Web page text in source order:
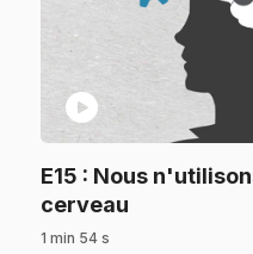
play_circle
E15 : Nous
cerveau
1 min 54 s